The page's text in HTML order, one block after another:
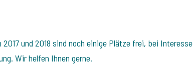
und 2018 sind noch einige Plätze frei, bei Interesse
Wir helfen Ihnen gerne.